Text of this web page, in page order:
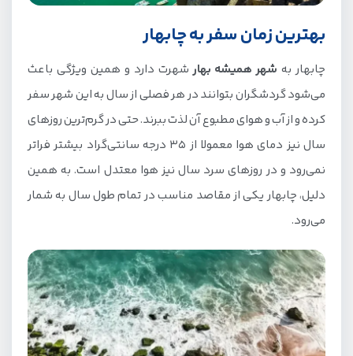
بهترین رستوران های چابهار
در سفر به چابهار سوغاتی چی بخریم؟
بهترین مراکز خرید چابهار
بهترین هتل های چابهار
آداب و رسوم چابهار
بهترین زمان سفر به چابهار
چابهار به شهر همیشه بهارشهرت دارد و همین ویژگی باعث
می‌شود گردشگران بتوانند در هر فصلی از سال به این شهر سفر
کرده و از آب و هوای مطبوع آن لذت ببرند. حتی در گرم‌ترین روزهای
سال نیز دمای هوا معمولا از 35 درجه سانتی‌گراد بیشتر فراتر
نمی‌رود و در روزهای سرد سال نیز هوا معتدل است. به همین
دلیل، چابهار یکی از مقاصد مناسب در تمام طول سال به شمار
می‌رود.